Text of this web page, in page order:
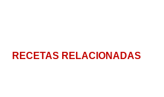
RECETAS RELACIONADAS